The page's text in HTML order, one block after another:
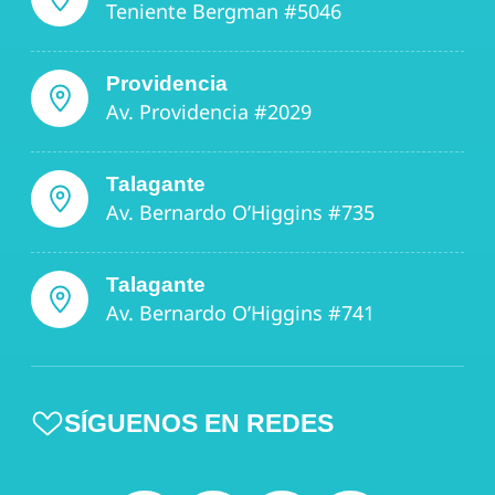
Teniente Bergman #5046
Providencia
Av. Providencia #2029
Talagante
Av. Bernardo O’Higgins #735
Talagante
Av. Bernardo O’Higgins #741
SÍGUENOS EN REDES